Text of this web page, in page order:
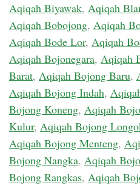
Aqiqah Biyawak, Aqiqah
Aqiqah Bobojong, Aqiqah
Aqiqah Bode Lor, Aqiqah
Aqiqah Bojonegara, Aqiqah
Barat, Aqiqah Bojong Baru,
Aqiqah Bojong Indah,
Bojong Koneng, Aqiqah
Kulur, Aqiqah Bojong
Aqiqah Bojong Menteng,
Bojong Nangka, Aqiqah
Bojong Rangkas, Aqiqah